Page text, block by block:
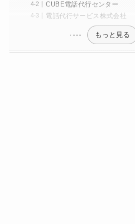
CUBE電話代行センター
電話代行サービス株式会社
もっと見る